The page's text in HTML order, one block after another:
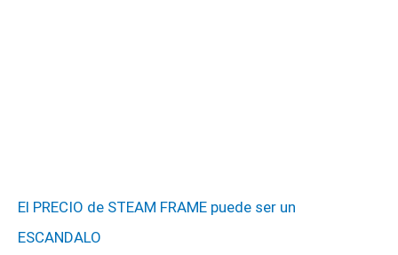
El PRECIO de STEAM FRAME puede ser un
ESCANDALO